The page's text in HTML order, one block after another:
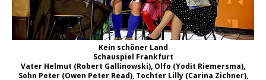
Kein schöner Land
Schauspiel Frankfurt
Vater Helmut (Robert Gallinowski), Olfo (Yodit Riemersma),
Sohn Peter (Owen Peter Read), Tochter Lilly (Carina Zichner),